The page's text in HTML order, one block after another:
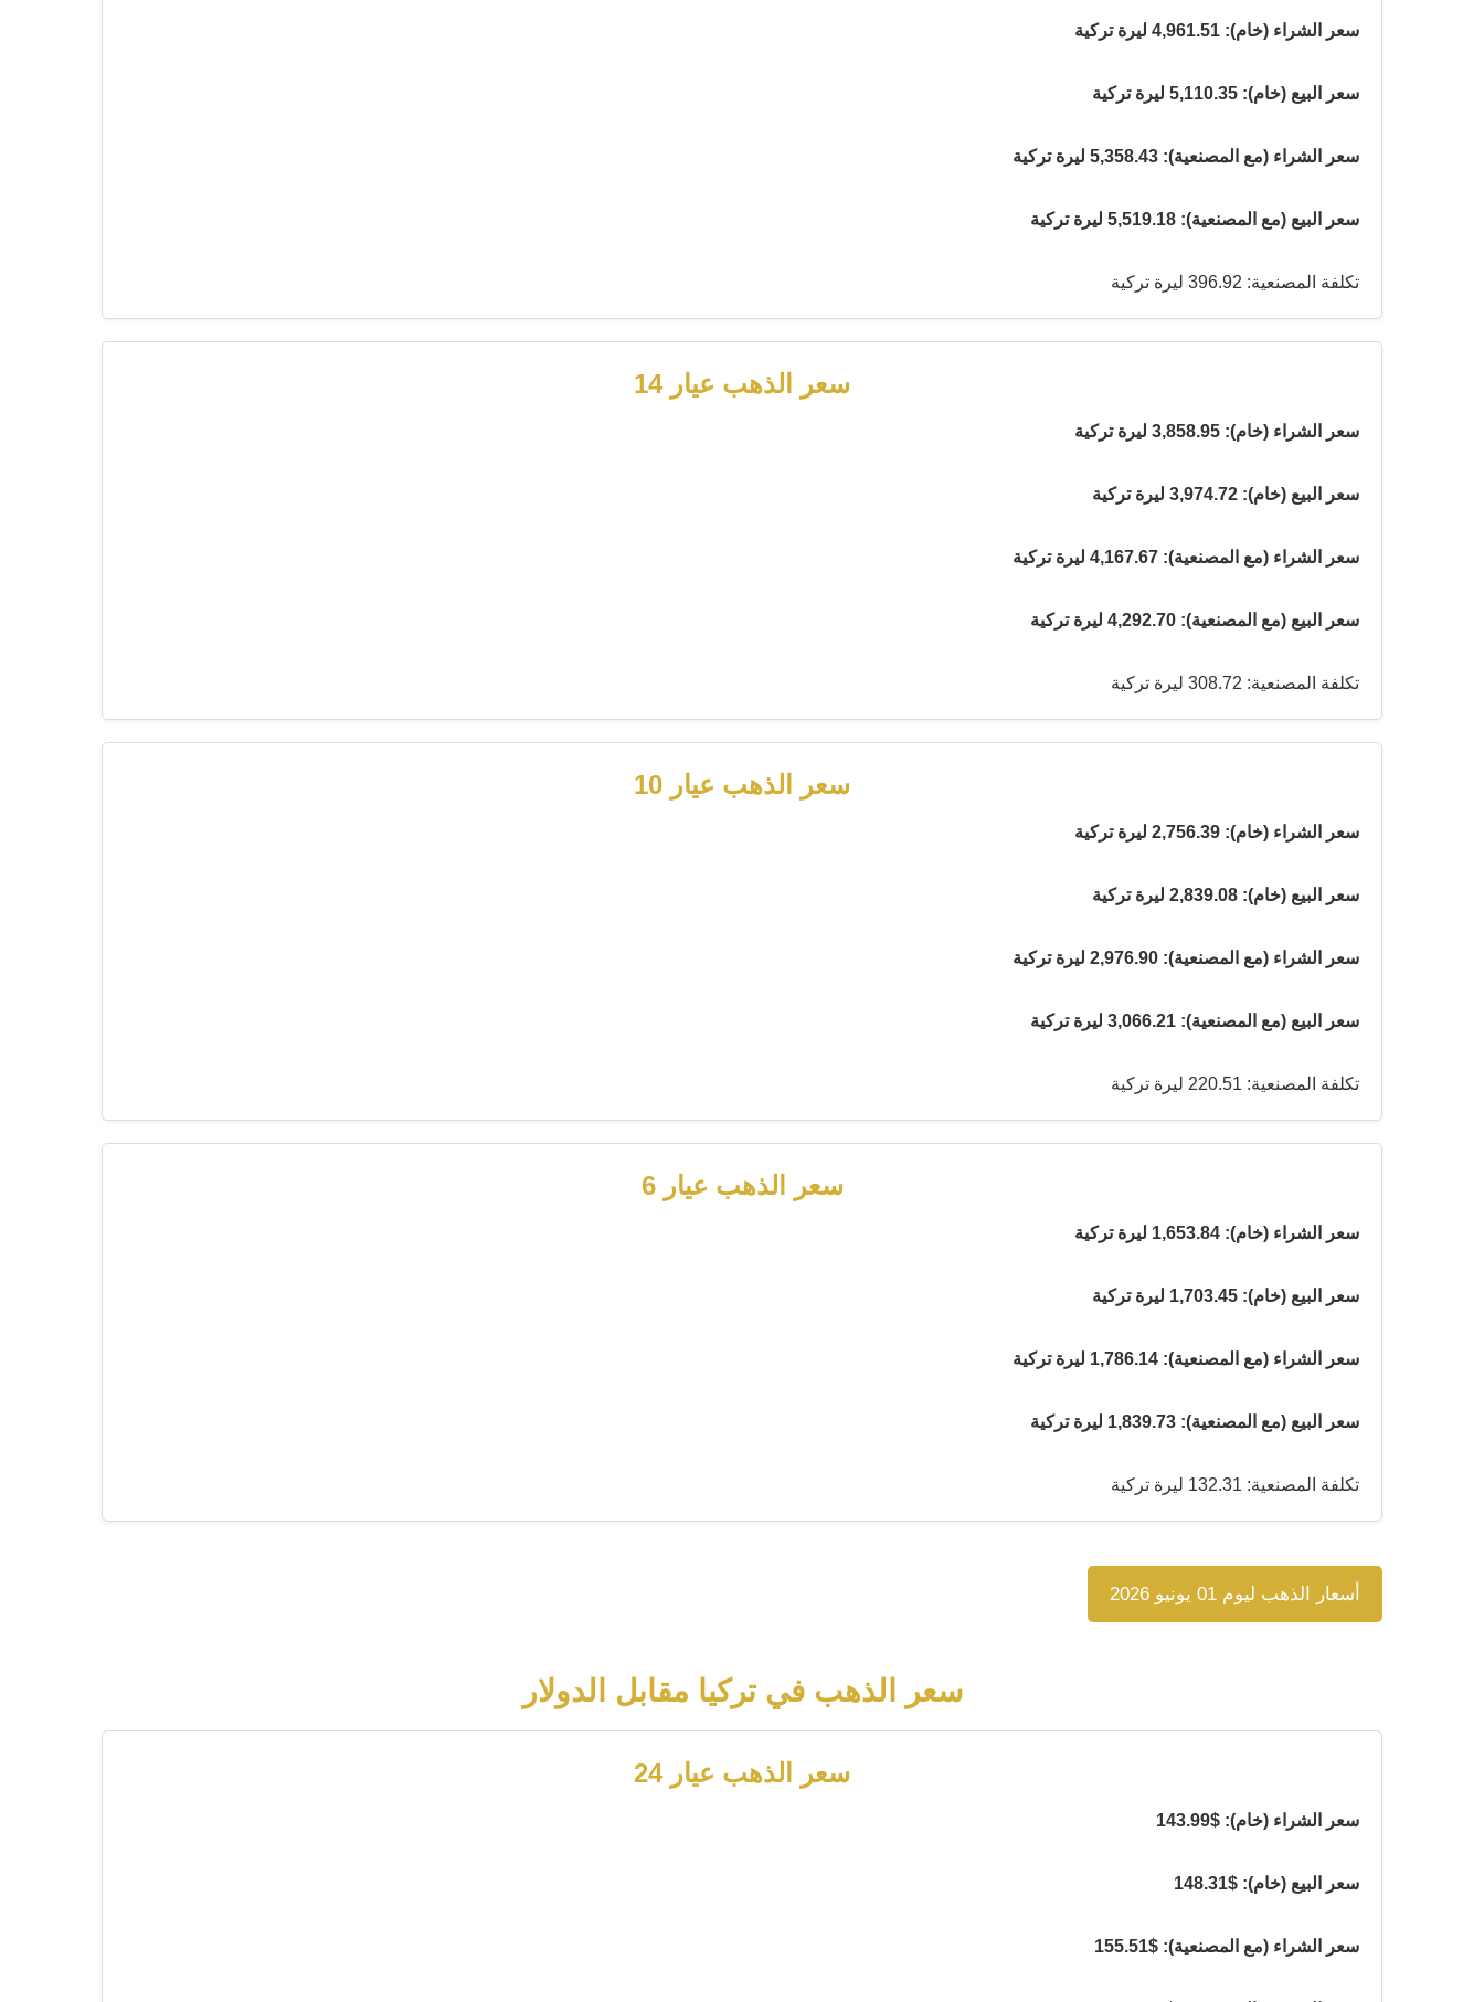
سعر الشراء (خام): 4,961.51 ليرة تركية
سعر البيع (خام): 5,110.35 ليرة تركية
سعر الشراء (مع المصنعية): 5,358.43 ليرة تركية
سعر البيع (مع المصنعية): 5,519.18 ليرة تركية
تكلفة المصنعية: 396.92 ليرة تركية
سعر الذهب عيار 14
سعر الشراء (خام): 3,858.95 ليرة تركية
سعر البيع (خام): 3,974.72 ليرة تركية
سعر الشراء (مع المصنعية): 4,167.67 ليرة تركية
سعر البيع (مع المصنعية): 4,292.70 ليرة تركية
تكلفة المصنعية: 308.72 ليرة تركية
سعر الذهب عيار 10
سعر الشراء (خام): 2,756.39 ليرة تركية
سعر البيع (خام): 2,839.08 ليرة تركية
سعر الشراء (مع المصنعية): 2,976.90 ليرة تركية
سعر البيع (مع المصنعية): 3,066.21 ليرة تركية
تكلفة المصنعية: 220.51 ليرة تركية
سعر الذهب عيار 6
سعر الشراء (خام): 1,653.84 ليرة تركية
سعر البيع (خام): 1,703.45 ليرة تركية
سعر الشراء (مع المصنعية): 1,786.14 ليرة تركية
سعر البيع (مع المصنعية): 1,839.73 ليرة تركية
تكلفة المصنعية: 132.31 ليرة تركية
أسعار الذهب ليوم 01 يونيو 2026
سعر الذهب في تركيا مقابل الدولار
سعر الذهب عيار 24
سعر الشراء (خام): $143.99
سعر البيع (خام): $148.31
سعر الشراء (مع المصنعية): $155.51